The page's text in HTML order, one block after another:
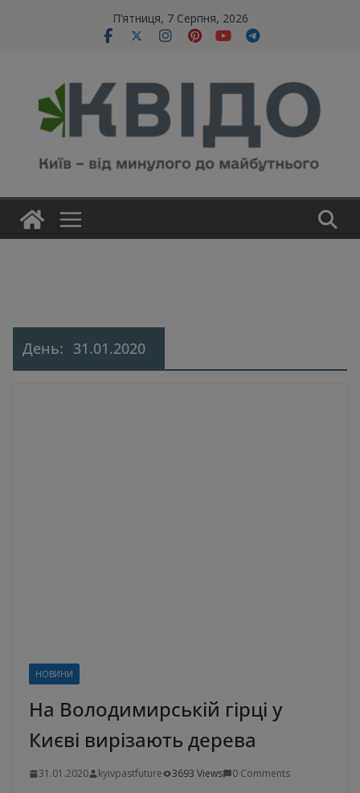
П’ятниця, 7 Серпня, 2026
День: 31.01.2020
НОВИНИ
На Володимирській гірці у
Києві вирізають дерева
31.01.2020 kyivpastfuture 3693 Views 0 Comments
modal-check